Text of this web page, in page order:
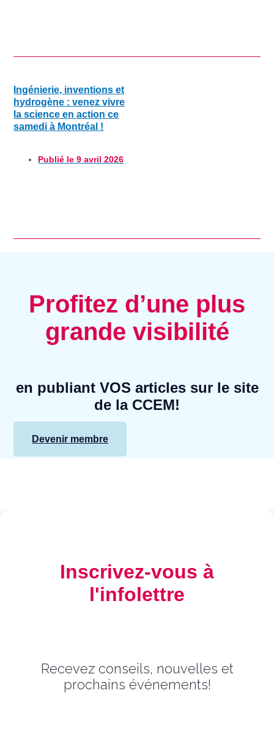
Ingénierie, inventions et
hydrogène : venez vivre
la science en action ce
samedi à Montréal !
Publié le 9 avril 2026
Profitez d’une plus
grande visibilité
en publiant VOS articles sur le site
de la CCEM!
Devenir membre
Inscrivez-vous à
l'infolettre
Recevez conseils, nouvelles et
prochains événements!